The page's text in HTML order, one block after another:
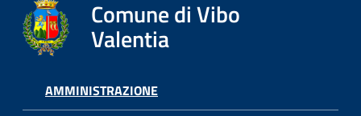
argomenti...
Seguici
su
Comune di Vibo
Valentia
AMMINISTRAZIONE